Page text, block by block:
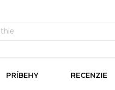
PRÍBEHY RECENZIE